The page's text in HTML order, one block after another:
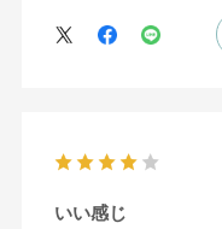
特に前後に揺らす時にヘ
えます。揺れを止める機
いい感じ